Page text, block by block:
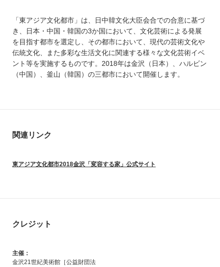
「東アジア文化都市」は、日中韓文化大臣会合での合意に基づ
き、日本・中国・韓国の3か国において、文化芸術による発展
を目指す都市を選定し、その都市において、現代の芸術文化や
伝統文化、また多彩な生活文化に関連する様々な文化芸術イベ
ント等を実施するものです。2018年は金沢（日本）、ハルビン
（中国）、釜山（韓国）の三都市において開催します。
関連リンク
東アジア文化都市2018金沢「変容する家」公式サイト
クレジット
主催：
金沢21世紀美術館［公益財団法